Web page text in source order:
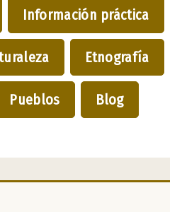
Información práctica
Etnografía
Pueblos Blog